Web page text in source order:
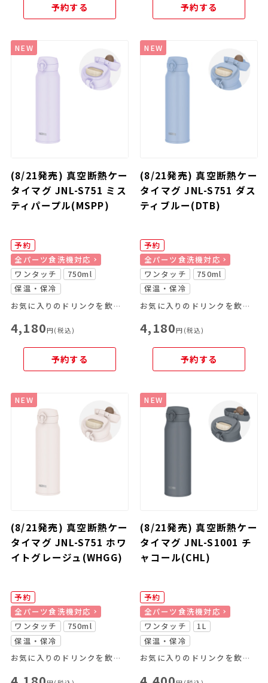
予約する 予約する
NEW
(8/21発売) 真空断熱ケー
タイマグ JNL-S751 ミス
ティパープル(MSPP)
予約
全パーツ食洗機対応
ワンタッチ
750ml
保温・保冷
お気に入りのドリンクを飲み頃温度で、いつでもどこでも楽しめる
4,180円(税込)
予約する
NEW
(8/21発売) 真空断熱ケー
タイマグ JNL-S751 ダス
ティブルー(DTB)
予約
全パーツ食洗機対応
ワンタッチ
750ml
保温・保冷
お気に入りのドリンクを飲み頃温度で、いつでもどこでも楽しめる
4,180円(税込)
予約する
NEW
(8/21発売) 真空断熱ケー
タイマグ JNL-S751 ホワ
イトグレージュ(WHGG)
予約
全パーツ食洗機対応
ワンタッチ
750ml
保温・保冷
お気に入りのドリンクを飲み頃温度で、いつでもどこでも楽しめる
NEW
(8/21発売) 真空断熱ケー
タイマグ JNL-S1001 チ
ャコール(CHL)
予約
全パーツ食洗機対応
ワンタッチ
1L
保温・保冷
お気に入りのドリンクを飲み頃温度で、いつでもどこでも楽しめる